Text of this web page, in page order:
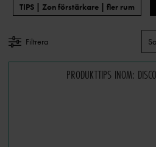
TIPS | Zon förstärkare | fler rum
Filtrera
PRODUKTTIPS INOM: